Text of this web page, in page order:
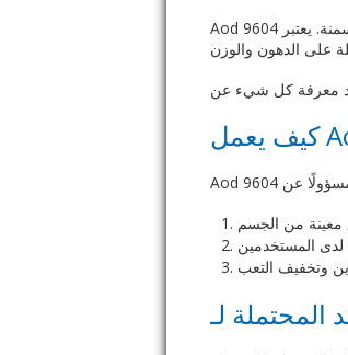
Aod 9604 هو ببتيد مشتق من هرمون النمو البشري ويتم استخدامه بشكل شائع في مجال الصيدلة الرياضية وعلاج السمنة. يعتبر Aod 9604 خيارًا مشهورًا بين الرياضيين